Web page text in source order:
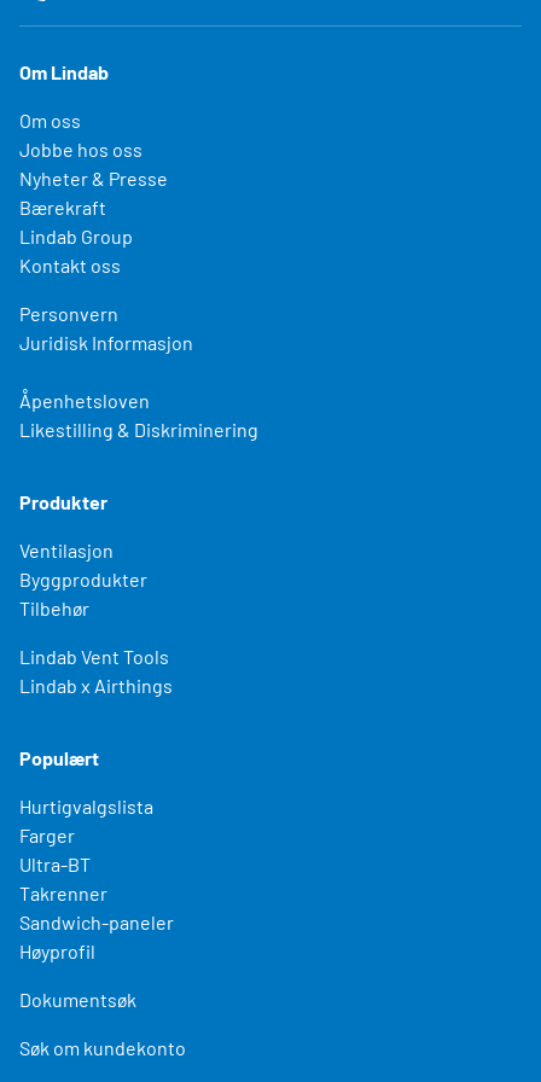
Om Lindab
Om oss
Jobbe hos oss
Nyheter & Presse
Bærekraft
Lindab Group
Kontakt oss
Personvern
Juridisk Informasjon
Åpenhetsloven
Likestilling & Diskriminering
Produkter
Ventilasjon
Byggprodukter
Tilbehør
Lindab Vent Tools
Lindab x Airthings
Populært
Hurtigvalgslista
Farger
Ultra-BT
Takrenner
Sandwich-paneler
Høyprofil
Dokumentsøk
Søk om kundekonto